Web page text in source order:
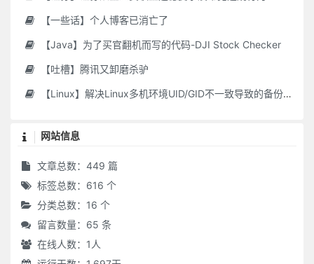
【一些话】个人博客已消亡了
【Java】为了买官翻机而写的代码-DJI Stock Checker
【吐槽】腾讯又卸磨杀驴
【Linux】解决Linux多机环境UID/GID不一致导致的备份权限问题
网站信息
文章总数：449 篇
标签总数：616 个
分类总数：16 个
留言数量：65 条
在线人数： 1 人